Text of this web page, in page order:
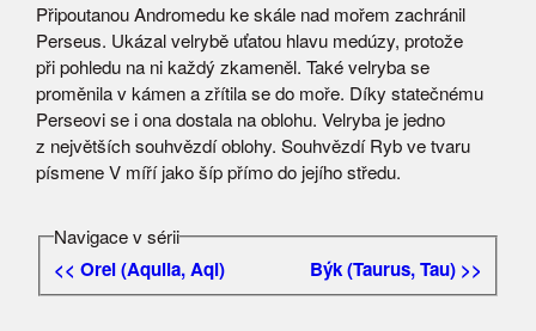
Připoutanou Andromedu ke skále nad mořem zachránil
Perseus. Ukázal velrybě uťatou hlavu medúzy, protože
při pohledu na ni každý zkameněl. Také velryba se
proměnila v kámen a zřítila se do moře. Díky statečnému
Perseovi se i ona dostala na oblohu. Velryba je jedno
z největších souhvězdí oblohy. Souhvězdí Ryb ve tvaru
písmene V míří jako šíp přímo do jejího středu.
Navigace v sérii
<< Orel (Aquila, Aql) Býk (Taurus, Tau) >>